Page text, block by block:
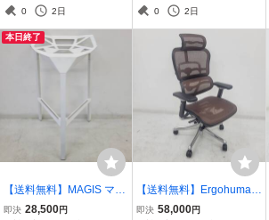
管理番号：D-05-74
0
2日
イト■管理番号：D-05-87
0
2日
本日終了
【送料無料】MAGIS マジ
ス スツールワン ホワイト
即決 28,500円
【送料無料】Ergohuman
エルゴヒューマンプロ ハ
即決 58,000円